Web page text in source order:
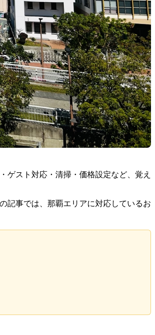
ゲスト対応・清掃・価格設定など、覚え
記事では、那覇エリアに対応しているお